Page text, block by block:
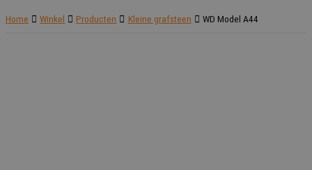
Home Winkel Producten Kleine grafsteen WD Model A44